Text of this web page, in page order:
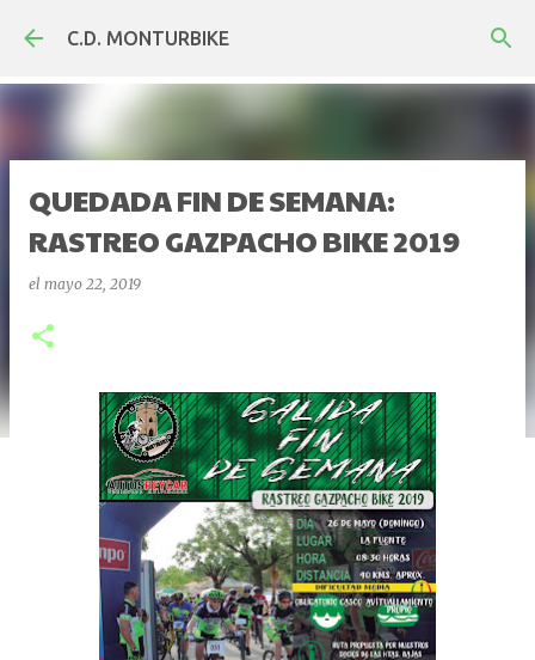
Ir al contenido principal
C.D. MONTURBIKE
QUEDADA FIN DE SEMANA:
RASTREO GAZPACHO BIKE 2019
el mayo 22, 2019